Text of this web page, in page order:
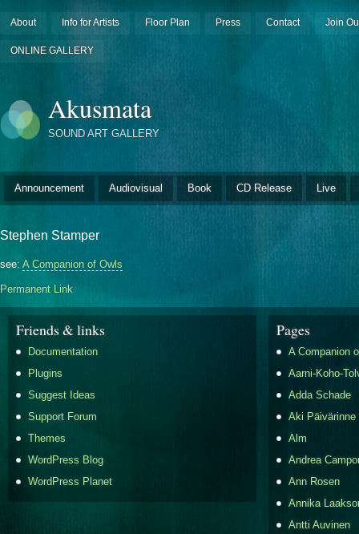
About Info for Artists Floor Plan Press Contact Join
ONLINE GALLERY
Akusmata
SOUND ART GALLERY
Announcement Audiovisual Book CD Release Live
Stephen Stamper
see: A Companion of Owls
Permanent Link
Friends & links
Documentation
Plugins
Suggest Ideas
Support Forum
Themes
WordPress Blog
WordPress Planet
Pages
A Companion
Aarni-Koho-
Adda Schade
Aki Päivärinne
Alm
Andrea
Ann Rosen
Annika
Antti Auvinen